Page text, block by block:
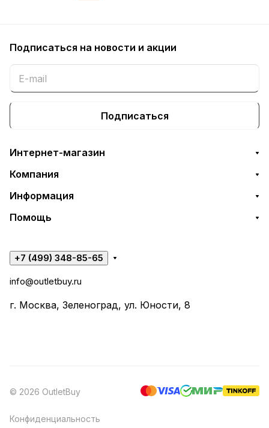
Подписаться на новости и акции
Подписаться
Интернет-магазин
Компания
Информация
Помощь
+7 (499) 348-85-65
info@outletbuy.ru
г. Москва, Зеленоград, ул. Юности, 8
© 2026 OutletBuy
Конфиденциальность